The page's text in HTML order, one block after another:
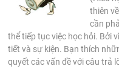
thiên
cần
thể tiếp tục việc học hỏi. Bởi
tiết và sự kiện. Bạn thích
quyết các vấn đề với câu trả